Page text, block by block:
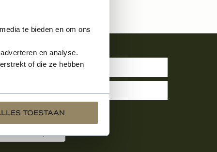
te bieden en om ons
en analyse.
of die ze hebben
TOESTAAN